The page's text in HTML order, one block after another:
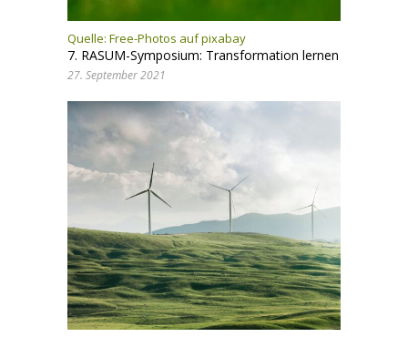
Quelle: Free-Photos auf pixabay
7. RASUM-Symposium: Transformation lernen
27. September 2021